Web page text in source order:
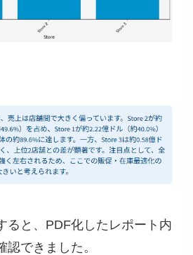
ると、PDF化したレポート内
できました。